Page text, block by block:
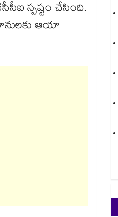
స్పష్టం చేసింది.
ఆయా